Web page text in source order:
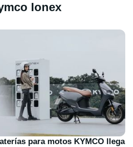
Ionex
para motos KYMCO llega